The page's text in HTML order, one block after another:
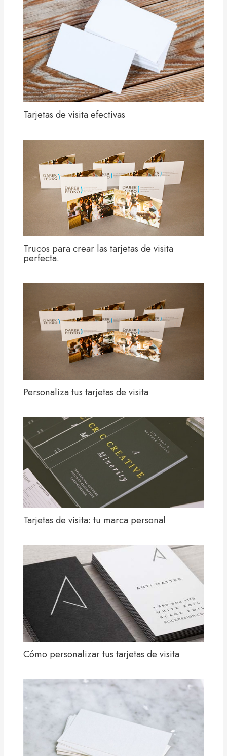
Tarjetas de visita efectivas
Trucos para crear las tarjetas de visita
perfecta.
Personaliza tus tarjetas de visita
Tarjetas de visita: tu marca personal
Cómo personalizar tus tarjetas de visita